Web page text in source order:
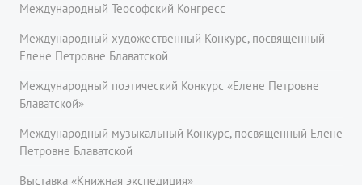
Международный Теософский Конгресс
Международный художественный Конкурс, посвященный
Елене Петровне Блаватской
Международный поэтический Конкурс «Елене Петровне
Блаватской»
Международный музыкальный Конкурс, посвященный Елене
Петровне Блаватской
Выставка «Книжная экспедиция»